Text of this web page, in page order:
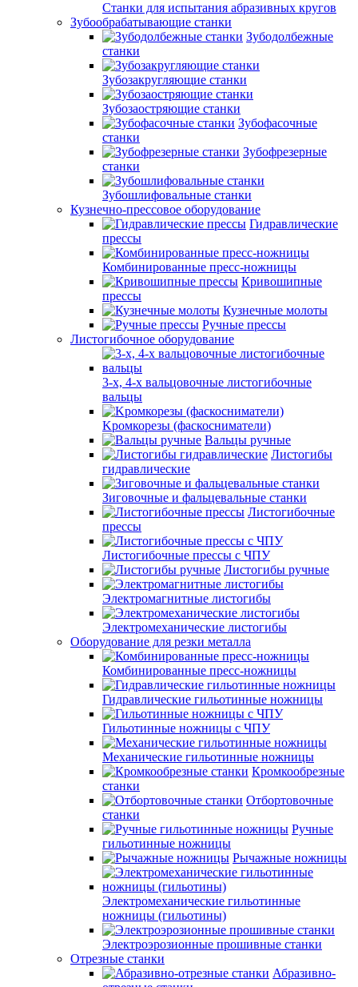
Станки для испытания абразивных кругов
Зубообрабатывающие станки
Зубодолбежные
станки
Зубозакругляющие станки
Зубозаостряющие станки
Зубофасочные
станки
Зубофрезерные
станки
Зубошлифовальные станки
Кузнечно-прессовое оборудование
Гидравлические
прессы
Комбинированные пресс-ножницы
Кривошипные
прессы
Кузнечные молоты
Ручные прессы
Листогибочное оборудование
3-х, 4-х вальцовочные листогибочные
вальцы
Kромкорезы (фаскосниматели)
Вальцы ручные
Листогибы
гидравлические
Зиговочные и фальцевальные станки
Листогибочные
прессы
Листогибочные прессы с ЧПУ
Листогибы ручные
Электромагнитные листогибы
Электромеханические листогибы
Оборудование для резки металла
Комбинированные пресс-ножницы
Гидравлические гильотинные ножницы
Гильотинные ножницы с ЧПУ
Механические гильотинные ножницы
Кромкообрезные
станки
Отбортовочные
станки
Ручные
гильотинные ножницы
Рычажные ножницы
Электромеханические гильотинные
ножницы (гильотины)
Электроэрозионные прошивные станки
Отрезные станки
Абразивно-